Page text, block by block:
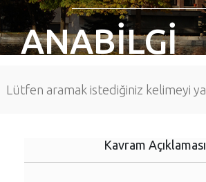
ANABİLGİ
Kavram Açıklaması